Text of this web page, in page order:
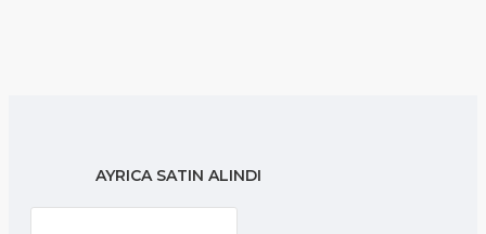
AYRICA SATIN ALINDI